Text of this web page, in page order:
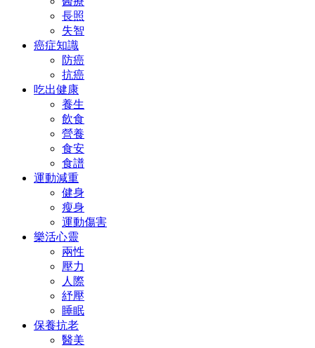
長照
失智
癌症知識
防癌
抗癌
吃出健康
養生
飲食
營養
食安
食譜
運動減重
健身
瘦身
運動傷害
樂活心靈
兩性
壓力
人際
紓壓
睡眠
保養抗老
醫美